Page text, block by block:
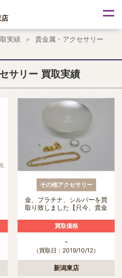
店
実績
貴金属・アクセサリー
サリー 買取実績
その他アクセサリー
金、プラチナ、シルバーを買
取り致しました【只今、貴金
い局新潟東店】
買取価格
-
（買取日：2019/10/12）
新潟東店